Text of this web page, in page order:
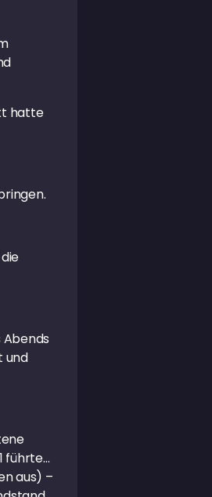
hatte
und
führte…
aus) –